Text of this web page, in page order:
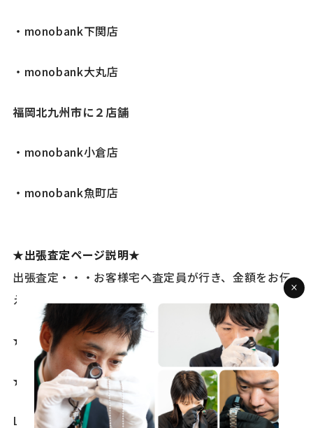
・monobank下関店
・monobank大丸店
福岡北九州市に２店舗
・monobank小倉店
・monobank魚町店
★出張査定ページ説明★
出張査定・・・お客様宅へ査定員が行き、金額をお伝
えしその場で買取できます。
★ＬＩＮＥ査定★
★ＷＥＢ査定★
LINE、メール査定・・・お客様より写真、型番などか